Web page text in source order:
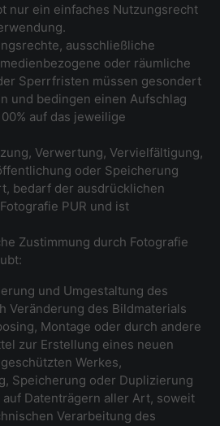
nur ein einfaches Nutzungsrecht
ausschließliche
oder räumliche
Sperrfristen müssen gesondert
und bedingen einen Aufschlag
auf das jeweilige
Verwertung, Vervielfältigung,
oder Speicherung
bedarf der ausdrücklichen
PUR und ist
Zustimmung durch Fotografie
und Umgestaltung des
Veränderung des Bildmaterials
Montage oder durch andere
zur Erstellung eines neuen
Werkes,
Speicherung oder Duplizierung
Datenträgern aller Art, soweit
Verarbeitung des